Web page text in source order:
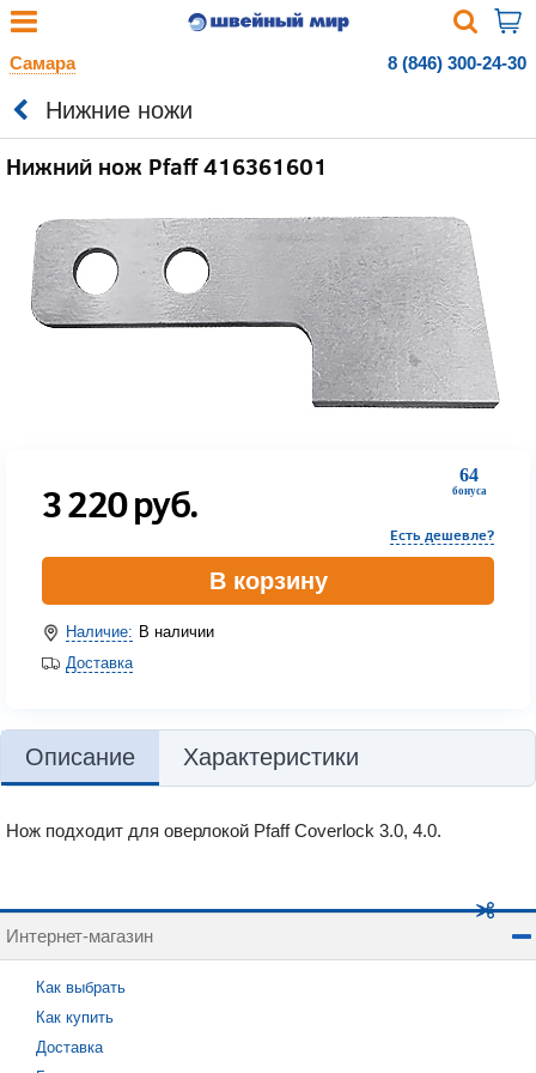
Самара 8 (846) 300-24-30
Нижние ножи
Нижний нож Pfaff 416361601
64
бонуса
3 220руб.
Есть дешевле?
В корзину
Наличие: В наличии
Доставка
Описание Характеристики
Нож подходит для оверлокой Pfaff Сoverlock 3.0, 4.0.
Интернет-магазин
Как выбрать
Как купить
Доставка